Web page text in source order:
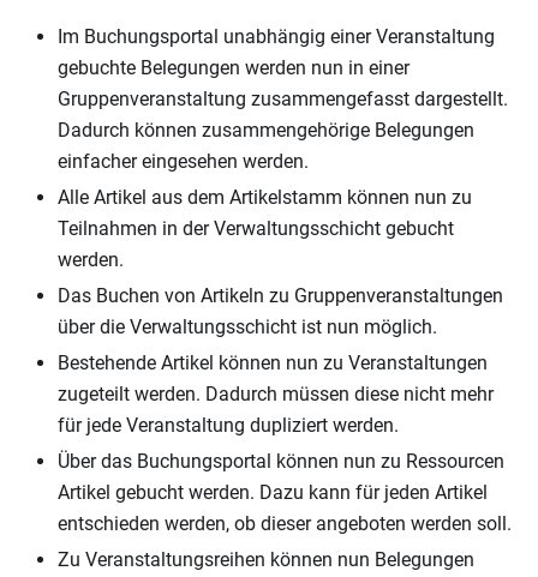
Im Buchungsportal unabhängig einer Veranstaltung
gebuchte Belegungen werden nun in einer
Gruppenveranstaltung zusammengefasst dargestellt.
Dadurch können zusammengehörige Belegungen
einfacher eingesehen werden.
Alle Artikel aus dem Artikelstamm können nun zu
Teilnahmen in der Verwaltungsschicht gebucht
werden.
Das Buchen von Artikeln zu Gruppenveranstaltungen
über die Verwaltungsschicht ist nun möglich.
Bestehende Artikel können nun zu Veranstaltungen
zugeteilt werden. Dadurch müssen diese nicht mehr
für jede Veranstaltung dupliziert werden.
Über das Buchungsportal können nun zu Ressourcen
Artikel gebucht werden. Dazu kann für jeden Artikel
entschieden werden, ob dieser angeboten werden soll.
Zu Veranstaltungsreihen können nun Belegungen